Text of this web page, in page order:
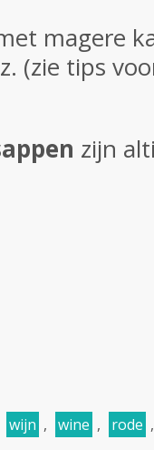
magere
(zie tips
zijn
wijn , wine , rode